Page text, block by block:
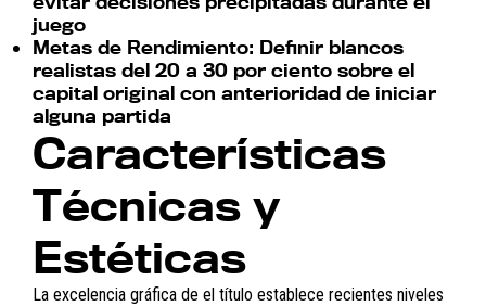
juego
Metas de Rendimiento: Definir blancos
realistas del 20 a 30 por ciento sobre el
capital original con anterioridad de iniciar
alguna partida
Características
Técnicas y
Estéticas
La excelencia gráfica de el título establece recientes niveles